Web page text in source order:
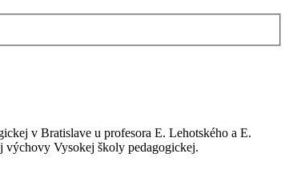
v Bratislave u profesora E. Lehotského a E.
výchovy Vysokej školy pedagogickej.